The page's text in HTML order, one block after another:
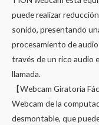
puede realizar
sonido, presentando
procesamiento de
través de un rico audio
llamada.
【Webcam Giratoria
Webcam de la
desmontable, que